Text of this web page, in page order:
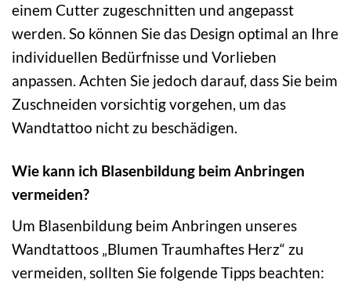
einem Cutter zugeschnitten und angepasst
werden. So können Sie das Design optimal an Ihre
individuellen Bedürfnisse und Vorlieben
anpassen. Achten Sie jedoch darauf, dass Sie beim
Zuschneiden vorsichtig vorgehen, um das
Wandtattoo nicht zu beschädigen.
Wie kann ich Blasenbildung beim Anbringen
vermeiden?
Um Blasenbildung beim Anbringen unseres
Wandtattoos „Blumen Traumhaftes Herz“ zu
vermeiden, sollten Sie folgende Tipps beachten: